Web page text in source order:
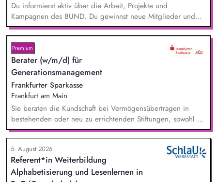
Du informierst aktiv über die Arbeit, Projekte und
Kampagnen des BUND. Du gewinnst neue Mitglieder und
stärkst damit langfristig den Umwelt- und Naturschutz. Du
beantwortest Fragen zu Umwelt-, Arten- und Klimaschutz nach
bestem Wissen und Gewissen. Du unterstützt Kampagnen
und Aktionen, beispielsweise durch das Sammeln von
Unterschriften für Petitionen.
Premium
Berater (w/m/d) für
Generationsmanagement
Frankfurter Sparkasse
Frankfurt am Main
Sie beraten die Kundschaft bei Vermögensübertragen in
bestehenden oder neu zu errichtenden Stiftungen, sowohl zu
Lebzeiten als auch im Rahmen der Nachlassplanung. Sie
übernehmen eigenverantwortlich alle relevanten Aufgaben
bei der Testamentsvollstreckung und Nachlassverwaltung. Sie
wirken aktiv an Werbemaßnahmen im Stiftungs- und
Nachlassmanagement mit, auch in kreativer Hinsicht.
5. August 2026
Referent*in Weiterbildung
Alphabetisierung und Lesenlernen in